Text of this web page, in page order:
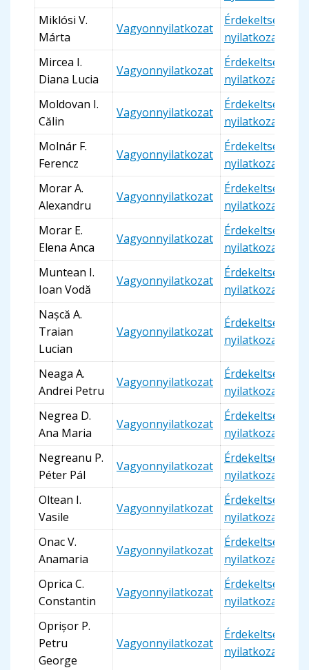
Miklósi V.
Márta
Vagyonnyilatkozat
Érdekeltségi
nyilatkozat
Mircea I.
Diana Lucia
Vagyonnyilatkozat
Érdekeltségi
nyilatkozat
Moldovan I.
Călin
Vagyonnyilatkozat
Érdekeltségi
nyilatkozat
Molnár F.
Ferencz
Vagyonnyilatkozat
Érdekeltségi
nyilatkozat
Morar A.
Alexandru
Vagyonnyilatkozat
Érdekeltségi
nyilatkozat
Morar E.
Elena Anca
Vagyonnyilatkozat
Érdekeltségi
nyilatkozat
Muntean I.
Ioan Vodă
Vagyonnyilatkozat
Érdekeltségi
nyilatkozat
Nașcă A.
Traian
Lucian
Vagyonnyilatkozat
Érdekeltségi
nyilatkozat
Neaga A.
Andrei Petru
Vagyonnyilatkozat
Érdekeltségi
nyilatkozat
Negrea D.
Ana Maria
Vagyonnyilatkozat
Érdekeltségi
nyilatkozat
Negreanu P.
Péter Pál
Vagyonnyilatkozat
Érdekeltségi
nyilatkozat
Oltean I.
Vasile
Vagyonnyilatkozat
Érdekeltségi
nyilatkozat
Onac V.
Anamaria
Vagyonnyilatkozat
Érdekeltségi
nyilatkozat
Oprica C.
Constantin
Vagyonnyilatkozat
Érdekeltségi
nyilatkozat
Oprișor P.
Petru
George
Vagyonnyilatkozat
Érdekeltségi
nyilatkozat